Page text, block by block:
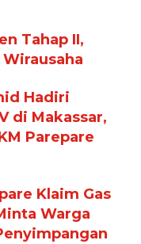
Tahap II,
Hadiri
di Makassar,
Parepare
Klaim Gas
Warga